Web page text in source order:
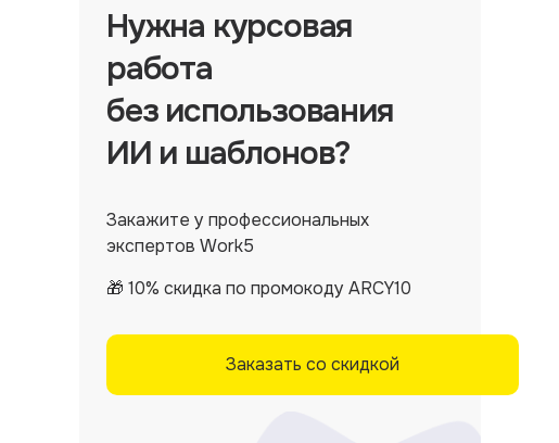
Нужна курсовая
работа
без использования
ИИ и шаблонов?
Закажите у профессиональных
экспертов Work5
🎁 10% скидка по промокоду ARCY10
Заказать со скидкой